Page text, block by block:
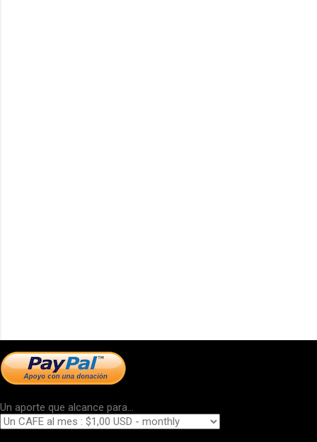
Un aporte que alcance para...